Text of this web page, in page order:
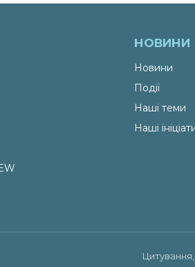
НОВИНИ
Новини
Події
Наші теми
Наші